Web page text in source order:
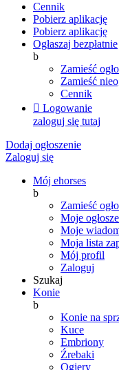
Cennik
Pobierz aplikację
Pobierz aplikację
Ogłaszaj bezpłatnie
b
Zamieść
Zamieść
Cennik
 Logowanie
zaloguj się tutaj
Dodaj ogłoszenie
Zaloguj się
Mój ehorses
b
Zamieść
Moje
Moje
Moja lista
Mój profil
Zaloguj
Szukaj
Konie
b
Konie na
Kuce
Embriony
Źrebaki
Ogiery